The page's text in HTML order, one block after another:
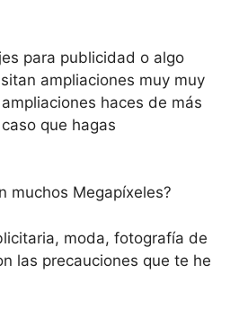
para publicidad o algo
ampliaciones muy muy
haces de más
que hagas
muchos Megapíxeles?
moda, fotografía de
las precauciones que te he